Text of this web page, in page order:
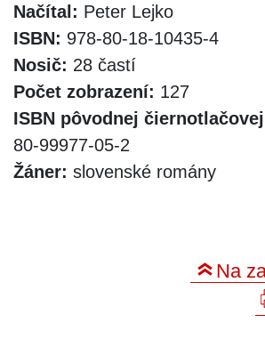
Načítal: Peter Lejko
ISBN: 978-80-18-10435-4
Nosič: 28 častí
Počet zobrazení: 127
ISBN pôvodnej
80-99977-05-2
Žáner: slovenské romány
Na